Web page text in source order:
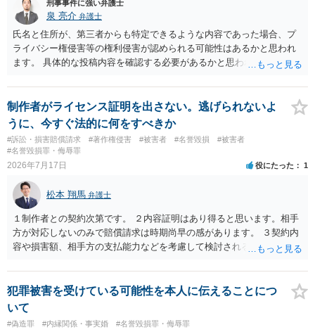
刑事事件に強い弁護士
泉 亮介 弁護士
氏名と住所が、第三者からも特定できるような内容であった場合、プ
ライバシー権侵害等の権利侵害が認められる可能性はあるかと思われ
ます。 具体的な投稿内容を確認する必要があるかと思われますので、
でしょう。
制作者がライセンス証明を出さない。逃げられないよ
うに、今すぐ法的に何をすべきか
#訴訟・損害賠償請求 #著作権侵害 #被害者 #名誉毀損
#被害者
#名誉毀損罪・侮辱罪
2026年7月17日 役にたった 1
松本 翔馬 弁護士
１制作者との契約次第です。 ２内容証明はあり得ると思います。相手
方が対応しないのみで賠償請求は時期尚早の感があります。 ３契約内
容や損害額、相手方の支払能力などを考慮して検討されるとよいでし
求する場合もありますが、認められるのはごく一部です。 ５事案の詳
細な検討が必要です。遅延損害金の発生なども確認するとよいでしょ
う。 ６弁護士に窓口を一本化して、直接連絡を避けることも方法の一
つです。
犯罪被害を受けている可能性を本人に伝えることにつ
いて
#偽造罪 #内縁関係・事実婚 #名誉毀損罪・侮辱罪